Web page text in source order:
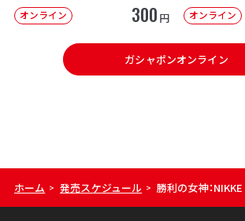
オンライン 300 円 オンライン
ガシャポンオンライン
ホーム > 発売スケジュール > 勝利の女神：